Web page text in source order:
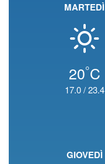
MARTEDÌ
20°C
17.0/23.4
GIOVEDÌ